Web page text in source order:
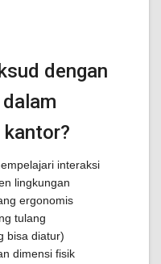
dengan
interaksi
lingkungan
ergonomis
tulang
bisa diatur)
dimensi fisik